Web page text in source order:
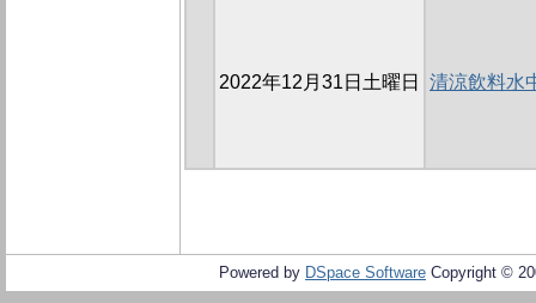
2022年12月31日土曜日 清涼飲料水
Powered by DSpace Software Copyright ©